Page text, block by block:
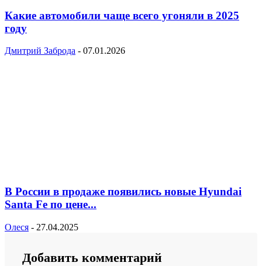
Какие автомобили чаще всего угоняли в 2025
году
Дмитрий Заброда - 07.01.2026
В России в продаже появились новые Hyundai
Santa Fe по цене...
Олеся - 27.04.2025
Добавить комментарий